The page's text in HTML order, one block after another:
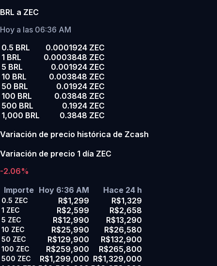
BRL a ZEC
Hoy a las 06:36 AM
0.5 BRL
0.0001924 ZEC
1 BRL
0.0003848 ZEC
5 BRL
0.001924 ZEC
10 BRL
0.003848 ZEC
50 BRL
0.01924 ZEC
100 BRL
0.03848 ZEC
500 BRL
0.1924 ZEC
1,000 BRL
0.3848 ZEC
Variación de precio histórica de Zcash
Variación de precio 1 día ZEC
-2.06%
Importe Hoy 6:36 AM Hace 24 h
0.5 ZEC R$1,299 R$1,329
1 ZEC R$2,599 R$2,658
5 ZEC R$12,990 R$13,290
10 ZEC R$25,990 R$26,580
50 ZEC R$129,900 R$132,900
100 ZEC R$259,900 R$265,800
500 ZEC R$1,299,000 R$1,329,000